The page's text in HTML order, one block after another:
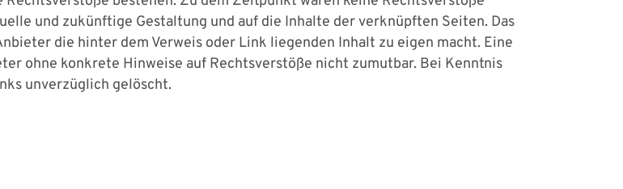
und zukünftige Gestaltung und auf die Inhalte der verknüpften Seiten. Das
die hinter dem Verweis oder Link liegenden Inhalt zu eigen macht. Eine
ohne konkrete Hinweise auf Rechtsverstöße nicht zumutbar. Bei Kenntnis
unverzüglich gelöscht.